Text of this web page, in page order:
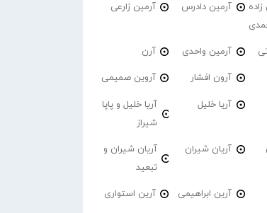
آرمین دادرس آرمین زارعی
آرمین واحدی آرن
آرون افشار آروین صمیمی
آریا خلیل
آریا خلیل و پاپا
شیراز
آریان شیران
آریان شیران و
تبعید
آرین ابراهیمی آرین استواری